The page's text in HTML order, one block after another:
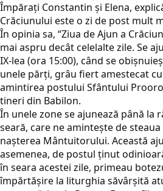
Împăraţi Constantin şi Elena,
Crăciunului este o zi de post mult
În opinia sa, “Ziua de Ajun a
mai aspru decât celelalte zile. Se
IX-lea (ora 15:00), când se
unele părţi, grâu fiert amestecat
amintirea postului Sfântului
tineri din Babilon.
În unele zone se ajunează până la
seară, care ne aminteşte de
naşterea Mântuitorului. Această
asemenea, de postul ţinut
în seara acestei zile, primeau
împărtăşire la liturghia săvârşită